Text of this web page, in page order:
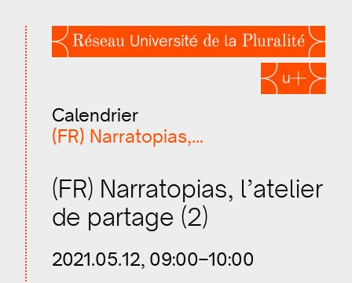
Calendrier
(FR) Narratopias,…
(FR) Narratopias, l’atelier
de partage (2)
2021.05.12, 09:00–10:00